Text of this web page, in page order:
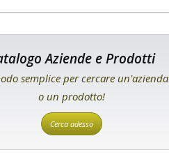
Aziende e Prodotti
semplice per cercare un'azienda
o un prodotto!
Cerca adesso